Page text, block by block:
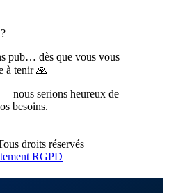
pub… dès que vous vous
à tenir 🙏
— nous serions heureux de
besoins.
droits réservés
RGPD